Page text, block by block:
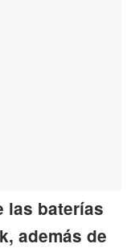
las baterías
además de